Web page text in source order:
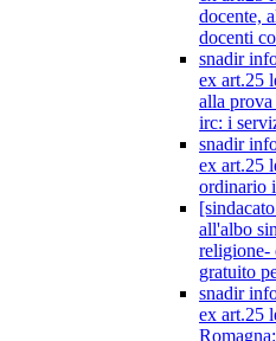
docente,
docenti
snadir
ex art.25
alla
irc: i
snadir
ex art.25
ordinario
all'albo
religione-
gratuito
snadir
ex art.25